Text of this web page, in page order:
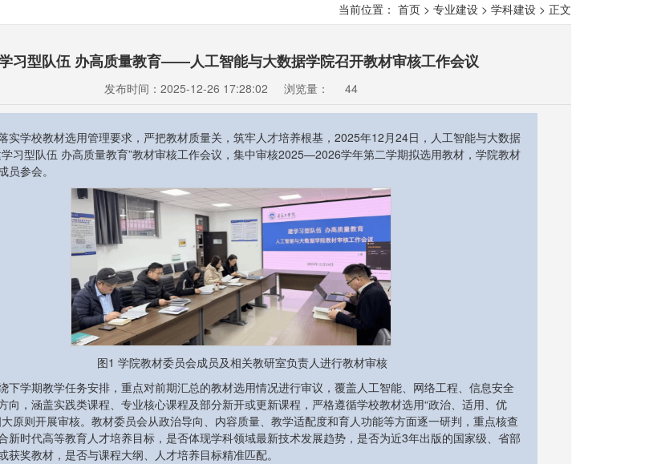
当前位置： 首页 > 专业建设 > 学科建设 > 正文
习型队伍 办高质量教育——人工智能与大数据学院召开教材审核工作会议
发布时间：2025-12-26 17:28:02 浏览量： 44
实学校教材选用管理要求，严把教材质量关，筑牢人才培养根基，2025年12月24日，人工智能与大数据
学习型队伍 办高质量教育”教材审核工作会议，集中审核2025—2026学年第二学期拟选用教材，学院教材
员参会。
图1 学院教材委员会成员及相关教研室负责人进行教材审核
下学期教学任务安排，重点对前期汇总的教材选用情况进行审议，覆盖人工智能、网络工程、信息安全
向，涵盖实践类课程、专业核心课程及部分新开或更新课程，严格遵循学校教材选用“政治、适用、优
原则开展审核。教材委员会从政治导向、内容质量、教学适配度和育人功能等方面逐一研判，重点核查
新时代高等教育人才培养目标，是否体现学科领域最新技术发展趋势，是否为近3年出版的国家级、省部
获奖教材，是否与课程大纲、人才培养目标精准匹配。